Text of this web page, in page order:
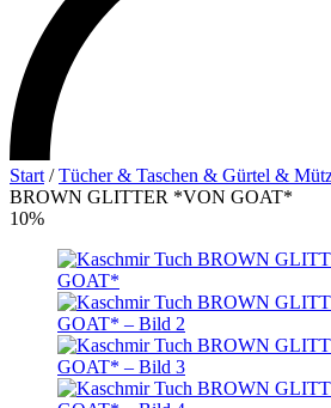
Start /Tücher & Taschen & Gürtel &
BROWN GLITTER *VON GOAT*
10%